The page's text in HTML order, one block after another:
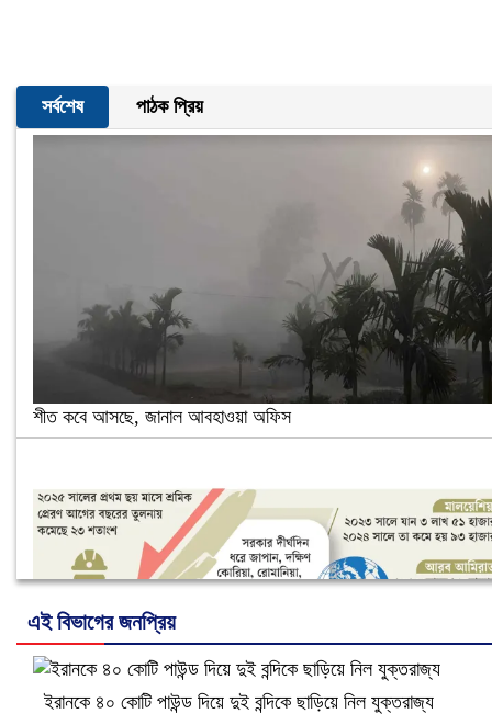
সর্বশেষ পাঠক প্রিয়
শীত কবে আসছে, জানাল আবহাওয়া অফিস
এই বিভাগের জনপ্রিয়
ইরানকে ৪০ কোটি পাউন্ড দিয়ে দুই বন্দিকে ছাড়িয়ে নিল যুক্তরাজ্য